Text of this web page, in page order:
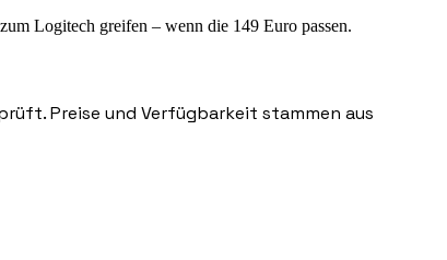
Logitech greifen – wenn die 149 Euro passen.
Preise und Verfügbarkeit stammen aus